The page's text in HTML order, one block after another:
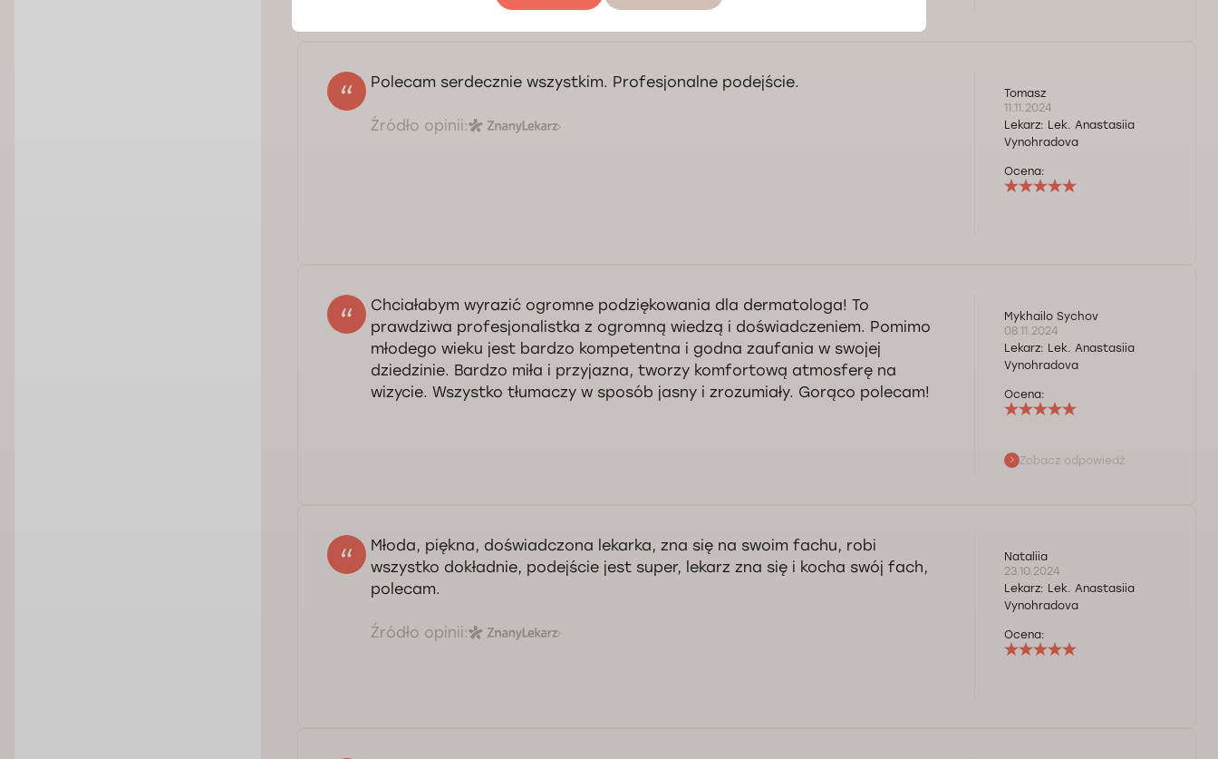
Polecam serdecznie wszystkim. Profesjonalne podejście.
Źródło opinii:
Tomasz
11.11.2024
Lekarz: Lek. Anastasiia
Vynohradova
Ocena:
Chciałabym wyrazić ogromne podziękowania dla dermatologa! To
prawdziwa profesjonalistka z ogromną wiedzą i doświadczeniem. Pomimo
młodego wieku jest bardzo kompetentna i godna zaufania w swojej
dziedzinie. Bardzo miła i przyjazna, tworzy komfortową atmosferę na
wizycie. Wszystko tłumaczy w sposób jasny i zrozumiały. Gorąco polecam!
Kontrola jakości świadczonych usług Doctorpro
Mykhailo Sychov
08.11.2024
Lekarz: Lek. Anastasiia
Vynohradova
Ocena:
Zobacz odpowiedź
Młoda, piękna, doświadczona lekarka, zna się na swoim fachu, robi
wszystko dokładnie, podejście jest super, lekarz zna się i kocha swój fach,
polecam.
Źródło opinii:
Nataliia
23.10.2024
Lekarz: Lek. Anastasiia
Vynohradova
Ocena: